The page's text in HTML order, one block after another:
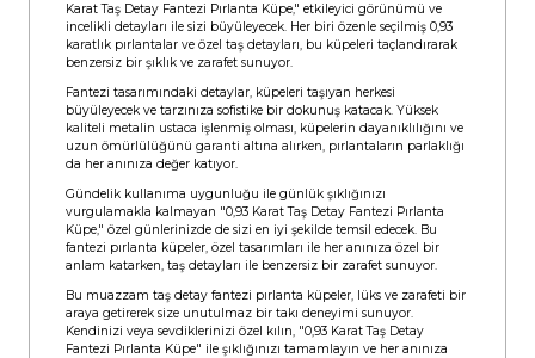
Karat Taş Detay Fantezi Pırlanta Küpe," etkileyici görünümü ve
incelikli detayları ile sizi büyüleyecek. Her biri özenle seçilmiş 0,93
karatlık pırlantalar ve özel taş detayları, bu küpeleri taçlandırarak
benzersiz bir şıklık ve zarafet sunuyor.
Fantezi tasarımındaki detaylar, küpeleri taşıyan herkesi
büyüleyecek ve tarzınıza sofistike bir dokunuş katacak. Yüksek
kaliteli metalin ustaca işlenmiş olması, küpelerin dayanıklılığını ve
uzun ömürlülüğünü garanti altına alırken, pırlantaların parlaklığı
da her anınıza değer katıyor.
Gündelik kullanıma uygunluğu ile günlük şıklığınızı
vurgulamakla kalmayan "0,93 Karat Taş Detay Fantezi Pırlanta
Küpe," özel günlerinizde de sizi en iyi şekilde temsil edecek. Bu
fantezi pırlanta küpeler, özel tasarımları ile her anınıza özel bir
anlam katarken, taş detayları ile benzersiz bir zarafet sunuyor.
Bu muazzam taş detay fantezi pırlanta küpeler, lüks ve zarafeti bir
araya getirerek size unutulmaz bir takı deneyimi sunuyor.
Kendinizi veya sevdiklerinizi özel kılın, "0,93 Karat Taş Detay
Fantezi Pırlanta Küpe" ile şıklığınızı tamamlayın ve her anınıza